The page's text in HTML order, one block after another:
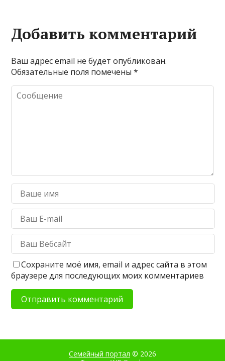
Добавить комментарий
Ваш адрес email не будет опубликован.
Обязательные поля помечены*
Сохраните моё имя, email и адрес сайта в этом
браузере для последующих моих комментариев
Семейный портал © 2026